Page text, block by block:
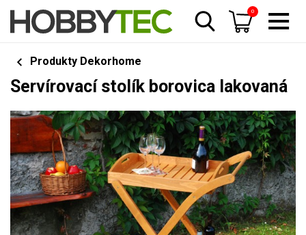
0
Produkty Dekorhome
Servírovací stolík borovica lakovaná